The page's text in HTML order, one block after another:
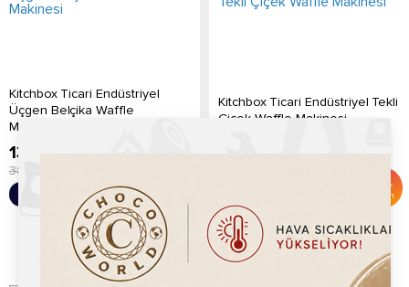
Kitchbox Ticari Endüstriyel
Üçgen Belçika Waffle
Makinesi...
13,920.00TL
38,760.00
Kitchbox Ticari Endüstriyel Tekli
Çiçek Waffle Makinesi
64
İndirim
13,520.00TL